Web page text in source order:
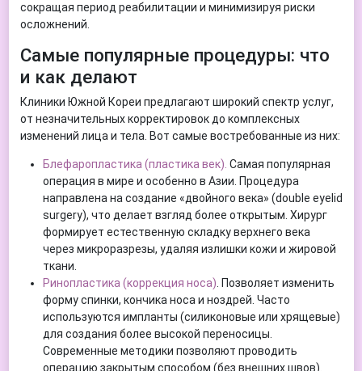
сокращая период реабилитации и минимизируя риски
осложнений.
Самые популярные процедуры: что
и как делают
Клиники Южной Кореи предлагают широкий спектр услуг,
от незначительных корректировок до комплексных
изменений лица и тела. Вот самые востребованные из них:
Блефаропластика (пластика век). Самая популярная
операция в мире и особенно в Азии. Процедура
направлена на создание «двойного века» (double eyelid
surgery), что делает взгляд более открытым. Хирург
формирует естественную складку верхнего века
через микроразрезы, удаляя излишки кожи и жировой
ткани.
Ринопластика (коррекция носа) . Позволяет изменить
форму спинки, кончика носа и ноздрей. Часто
используются импланты (силиконовые или хрящевые)
для создания более высокой переносицы.
Современные методики позволяют проводить
операцию закрытым способом (без внешних швов).